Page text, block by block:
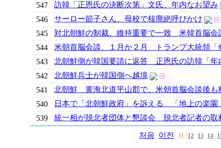
547
訪韓「正恩氏の決断次第」文氏、年内なお望み
546
サーロー節子さん、母校で核廃絶呼びかけ
545
対北朝鮮の制裁、維持重要で一致 米韓首脳会
544
米朝首脳会談、１月か２月 トランプ大統領「
543
北朝鮮側が韓国要請に返答 正恩氏の訪韓「年
542
北朝鮮兵士が韓国側へ越境
541
北朝鮮 黄海北道平山郡で、米朝首脳会談後も
540
日本で「北朝鮮政府」を訴える 「地上の楽園
539
統一相が脱北者団体と懇談会 脱北者記者の取
처음 이전 11 12 13 14